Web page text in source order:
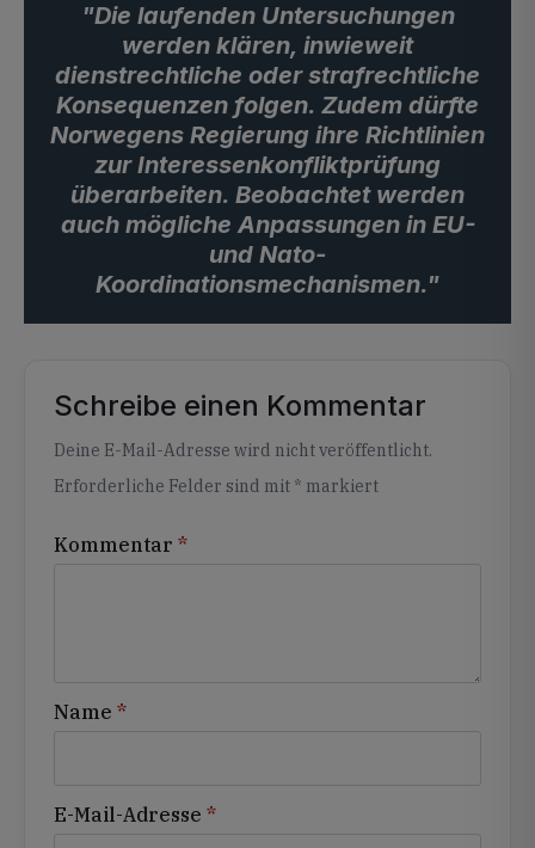
"Die laufenden Untersuchungen
werden klären, inwieweit
dienstrechtliche oder strafrechtliche
Konsequenzen folgen. Zudem dürfte
Norwegens Regierung ihre Richtlinien
zur Interessenkonfliktprüfung
überarbeiten. Beobachtet werden
auch mögliche Anpassungen in EU-
und Nato-
Koordinationsmechanismen."
Schreibe einen Kommentar
Deine E-Mail-Adresse wird nicht veröffentlicht.
Erforderliche Felder sind mit * markiert
Kommentar *
Name *
E-Mail-Adresse *
Alternative: